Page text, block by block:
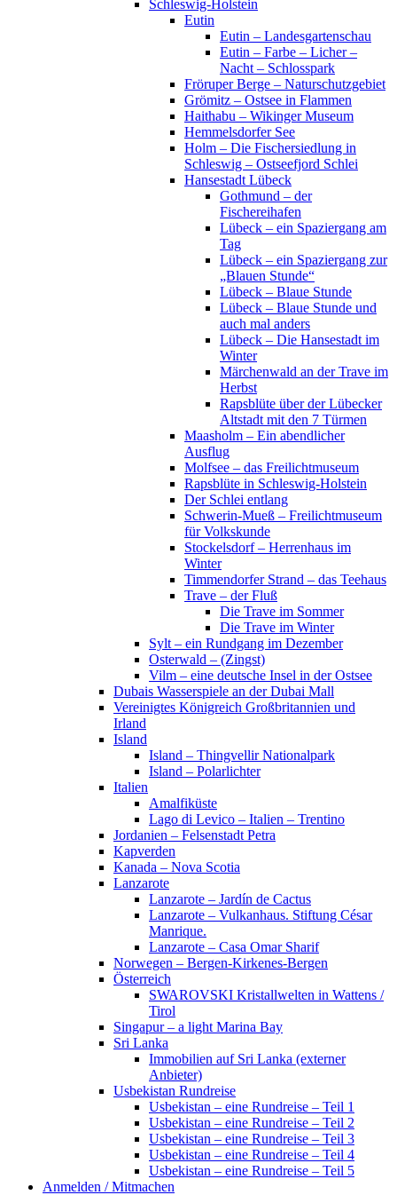
Schleswig-Holstein
Eutin
Eutin – Landesgartenschau
Eutin – Farbe – Licher –
Nacht – Schlosspark
Fröruper Berge – Naturschutzgebiet
Grömitz – Ostsee in Flammen
Haithabu – Wikinger Museum
Hemmelsdorfer See
Holm – Die Fischersiedlung in
Schleswig – Ostseefjord Schlei
Hansestadt Lübeck
Gothmund – der
Fischereihafen
Lübeck – ein Spaziergang am
Tag
Lübeck – ein Spaziergang zur
„Blauen Stunde“
Lübeck – Blaue Stunde
Lübeck – Blaue Stunde und
auch mal anders
Lübeck – Die Hansestadt im
Winter
Märchenwald an der Trave im
Herbst
Rapsblüte über der Lübecker
Altstadt mit den 7 Türmen
Maasholm – Ein abendlicher
Ausflug
Molfsee – das Freilichtmuseum
Rapsblüte in Schleswig-Holstein
Der Schlei entlang
Schwerin-Mueß – Freilichtmuseum
für Volkskunde
Stockelsdorf – Herrenhaus im
Winter
Timmendorfer Strand – das Teehaus
Trave – der Fluß
Die Trave im Sommer
Die Trave im Winter
Sylt – ein Rundgang im Dezember
Osterwald – (Zingst)
Vilm – eine deutsche Insel in der Ostsee
Dubais Wasserspiele an der Dubai Mall
Vereinigtes Königreich Großbritannien und
Irland
Island
Island – Thingvellir Nationalpark
Island – Polarlichter
Italien
Amalfiküste
Lago di Levico – Italien – Trentino
Jordanien – Felsenstadt Petra
Kapverden
Kanada – Nova Scotia
Lanzarote
Lanzarote – Jardín de Cactus
Lanzarote – Vulkanhaus. Stiftung César
Manrique.
Lanzarote – Casa Omar Sharif
Norwegen – Bergen-Kirkenes-Bergen
Österreich
SWAROVSKI Kristallwelten in Wattens /
Tirol
Singapur – a light Marina Bay
Sri Lanka
Immobilien auf Sri Lanka (externer
Anbieter)
Usbekistan Rundreise
Usbekistan – eine Rundreise – Teil 1
Usbekistan – eine Rundreise – Teil 2
Usbekistan – eine Rundreise – Teil 3
Usbekistan – eine Rundreise – Teil 4
Usbekistan – eine Rundreise – Teil 5
Anmelden / Mitmachen